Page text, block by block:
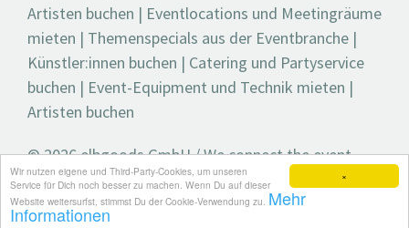
×
Wir nutzen eigene und Third-Party-Cookies, um unseren
Service für Dich noch besser zu machen. Wenn Du auf dieser
Website weitersurfst, stimmst Du der Cookie-Verwendung zu. Mehr
Informationen
Artisten buchen | Eventlocations und Meetingräume
mieten | Themenspecials aus der Eventbranche |
Künstler:innen buchen | Catering und Partyservice
buchen | Event-Equipment und Technik mieten |
Artisten buchen
© 2026 elbgoods GmbH / We connect the event
industry / Medienvielfalt für die Eventplanung /
Eventbranchenbuch, Blog, Magazin und mehr